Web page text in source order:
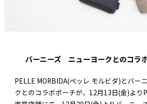
バーニーズ ニューヨークとのコラ
PELLE MORBIDA(ペッレ モルビダ)とバ
クとのコラボポーチが、12月13日(金)より